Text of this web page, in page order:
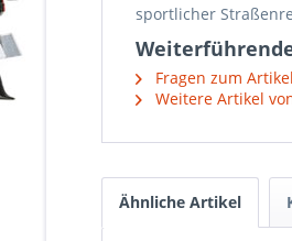
sportlicher
Fragen zum
Weitere Artikel
Ähnliche Artikel